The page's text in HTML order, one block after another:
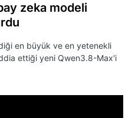
zeka modeli
en büyük ve en yetenekli
ettiği yeni Qwen3.8-Max'i